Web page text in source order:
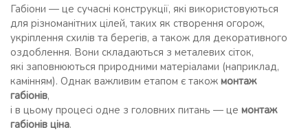
Габіони — це сучасні конструкції, які використовуються
для різноманітних цілей, таких як створення огорож,
укріплення схилів та берегів, а також для декоративного
оздоблення. Вони складаються з металевих сіток,
які заповнюються природними матеріалами (наприклад,
камінням). Однак важливим етапом є також монтаж
габіонів,
і в цьому процесі одне з головних питань — це монтаж
габіонів ціна.